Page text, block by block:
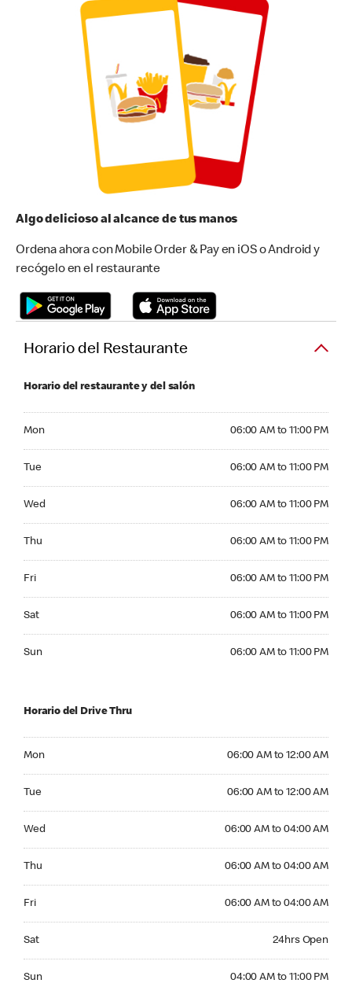
Algo delicioso al alcance de tus manos
Ordena ahora con Mobile Order & Pay en iOS o Android y
recógelo en el restaurante
Horario del Restaurante
Horario del restaurante y del salón
Mon 06:00 AM to 11:00 PM
Tue 06:00 AM to 11:00 PM
Wed 06:00 AM to 11:00 PM
Thu 06:00 AM to 11:00 PM
Fri 06:00 AM to 11:00 PM
Sat 06:00 AM to 11:00 PM
Sun 06:00 AM to 11:00 PM
Horario del Drive Thru
Mon 06:00 AM to 12:00 AM
Tue 06:00 AM to 12:00 AM
Wed 06:00 AM to 04:00 AM
Thu 06:00 AM to 04:00 AM
Fri 06:00 AM to 04:00 AM
Sat 24hrs Open
Sun 04:00 AM to 11:00 PM